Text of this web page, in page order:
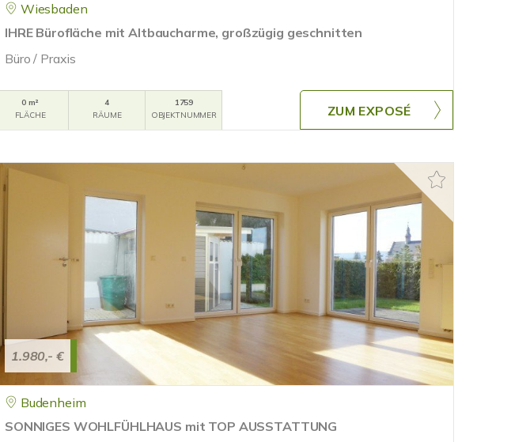
Wiesbaden
IHRE Bürofläche mit Altbaucharme, großzügig geschnitten
Büro / Praxis
0 m²
FLÄCHE
4
RÄUME
1759
OBJEKTNUMMER
ZUM EXPOSÉ
1.980,- €
Budenheim
SONNIGES WOHLFÜHLHAUS mit TOP AUSSTATTUNG